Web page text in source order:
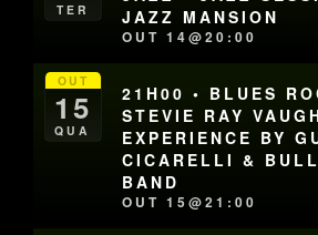
TER
JAZZ MANSION
OUT 14@20:00
OUT
15
QUA
21H00 • BLUES
STEVIE RAY
EXPERIENCE BY
CICARELLI &
BAND
OUT 15@21:00